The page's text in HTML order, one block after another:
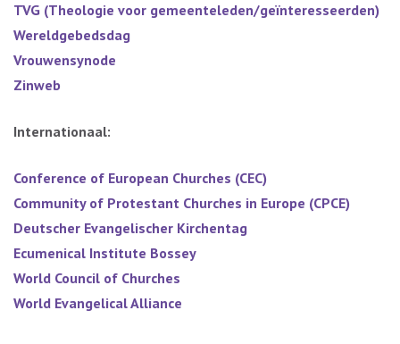
TVG (Theologie voor gemeenteleden/geïnteresseerden)
Wereldgebedsdag
Vrouwensynode
Zinweb
Internationaal:
Conference of European Churches (CEC)
Community of Protestant Churches in Europe (CPCE)
Deutscher Evangelischer Kirchentag
Ecumenical Institute Bossey
World Council of Churches
World Evangelical Alliance